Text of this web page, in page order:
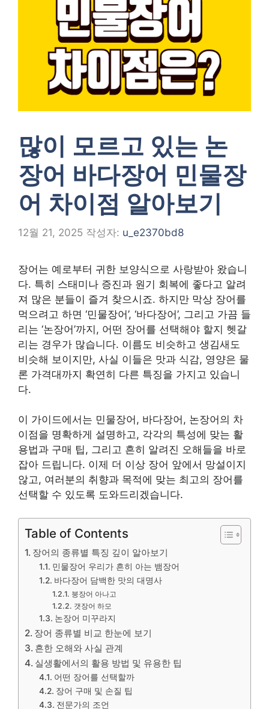
많이 모르고 있는 논
장어 바다장어 민물장
어 차이점 알아보기
12월 21, 2025 작성자: u_e2370bd8
장어는 예로부터 귀한 보양식으로 사랑받아 왔습니
다. 특히 스태미나 증진과 원기 회복에 좋다고 알려
져 많은 분들이 즐겨 찾으시죠. 하지만 막상 장어를
먹으려고 하면 ‘민물장어’, ‘바다장어’, 그리고 가끔 들
리는 ‘논장어’까지, 어떤 장어를 선택해야 할지 헷갈
리는 경우가 많습니다. 이름도 비슷하고 생김새도
비슷해 보이지만, 사실 이들은 맛과 식감, 영양은 물
론 가격대까지 확연히 다른 특징을 가지고 있습니
다.
이 가이드에서는 민물장어, 바다장어, 논장어의 차
이점을 명확하게 설명하고, 각각의 특성에 맞는 활
용법과 구매 팁, 그리고 흔히 알려진 오해들을 바로
잡아 드립니다. 이제 더 이상 장어 앞에서 망설이지
않고, 여러분의 취향과 목적에 맞는 최고의 장어를
선택할 수 있도록 도와드리겠습니다.
Table of Contents
장어의 종류별 특징 깊이 알아보기
민물장어 우리가 흔히 아는 뱀장어
바다장어 담백한 맛의 대명사
붕장어 아나고
갯장어 하모
논장어 미꾸라지
장어 종류별 비교 한눈에 보기
흔한 오해와 사실 관계
실생활에서의 활용 방법 및 유용한 팁
어떤 장어를 선택할까
장어 구매 및 손질 팁
전문가의 조언